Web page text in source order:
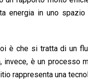
energia in uno
è che si tratta di un
invece, è un
rappresenta una